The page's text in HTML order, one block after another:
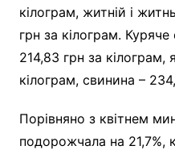
кілограм, житній і
грн за кілограм. Куряче
214,83 грн за кілограм,
кілограм, свинина –
Порівняно з квітнем
подорожчала на 21,7%,